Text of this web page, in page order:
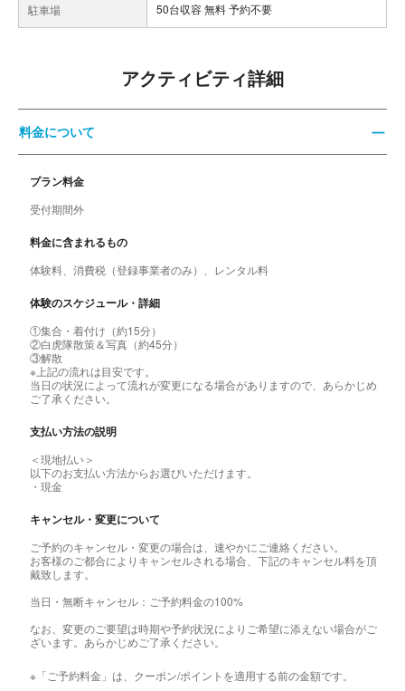
駐車場 50台収容 無料 予約不要
アクティビティ詳細
料金について
プラン料金
受付期間外
料金に含まれるもの
体験料、消費税（登録事業者のみ）、レンタル料
体験のスケジュール・詳細
①集合・着付け（約15分）
②白虎隊散策＆写真（約45分）
③解散
※上記の流れは目安です。
当日の状況によって流れが変更になる場合がありますので、あらかじめ
ご了承ください。
支払い方法の説明
＜現地払い＞
以下のお支払い方法からお選びいただけます。
・現金
キャンセル・変更について
ご予約のキャンセル・変更の場合は、速やかにご連絡ください。
お客様のご都合によりキャンセルされる場合、下記のキャンセル料を頂
戴致します。
当日・無断キャンセル：ご予約料金の100%
なお、変更のご要望は時期や予約状況によりご希望に添えない場合がご
ざいます。あらかじめご了承ください。
※「ご予約料金」は、クーポン/ポイントを適用する前の金額です。